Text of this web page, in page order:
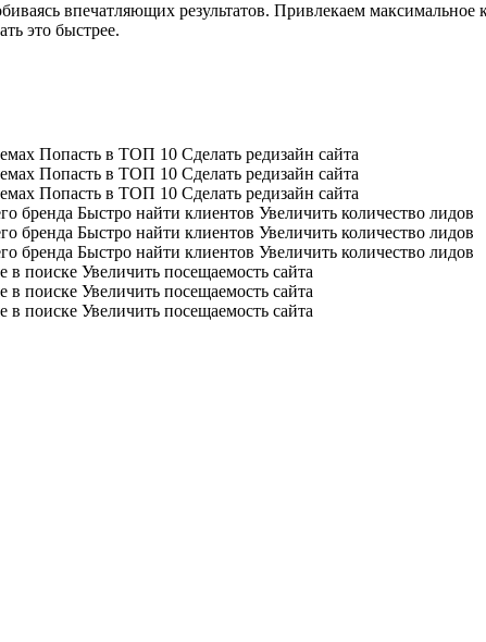
впечатляющих результатов. Привлекаем максимальное
это быстрее.
Попасть в ТОП 10 Сделать редизайн сайта
Попасть в ТОП 10 Сделать редизайн сайта
Попасть в ТОП 10 Сделать редизайн сайта
бренда Быстро найти клиентов Увеличить количество лидов
бренда Быстро найти клиентов Увеличить количество лидов
бренда Быстро найти клиентов Увеличить количество лидов
в поиске Увеличить посещаемость сайта
в поиске Увеличить посещаемость сайта
в поиске Увеличить посещаемость сайта